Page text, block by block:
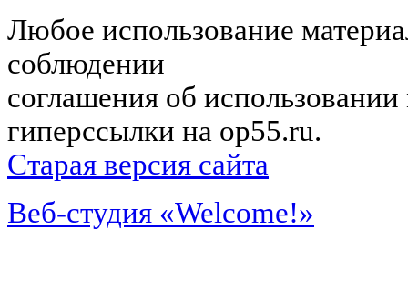
Любое использование
соблюдении
соглашения об
гиперссылки на op55.ru.
Старая версия сайта
Веб-студия «Welcome!»